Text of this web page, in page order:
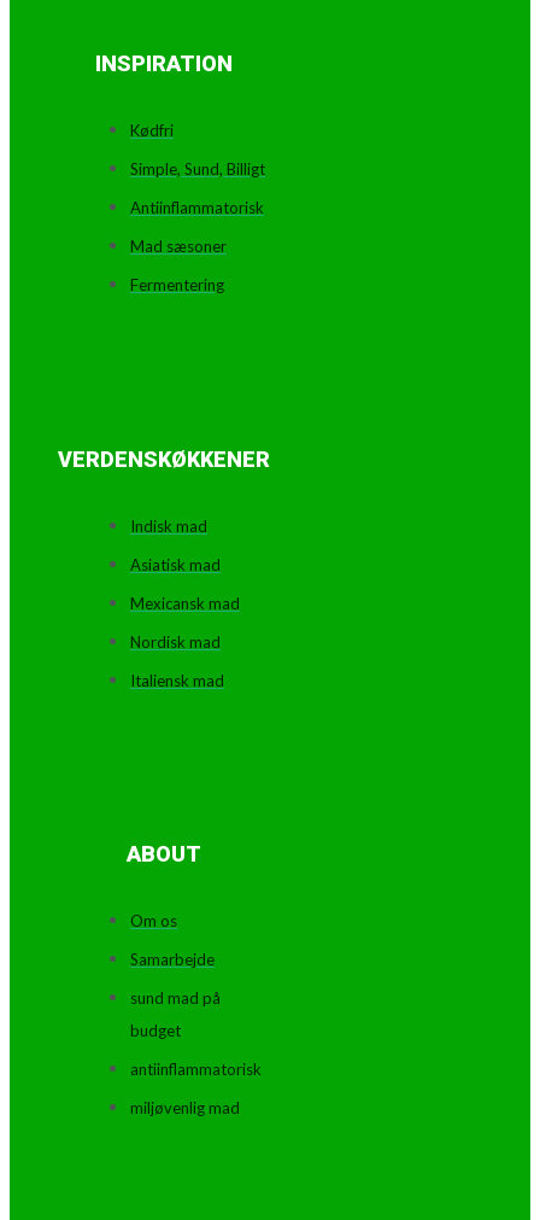
INSPIRATION
Kødfri
Simple, Sund, Billigt
Antiinflammatorisk
Mad sæsoner
Fermentering
VERDENSKØKKENER
Indisk mad
Asiatisk mad
Mexicansk mad
Nordisk mad
Italiensk mad
ABOUT
Om os
Samarbejde
sund mad på
budget
antiinflammatorisk
miljøvenlig mad